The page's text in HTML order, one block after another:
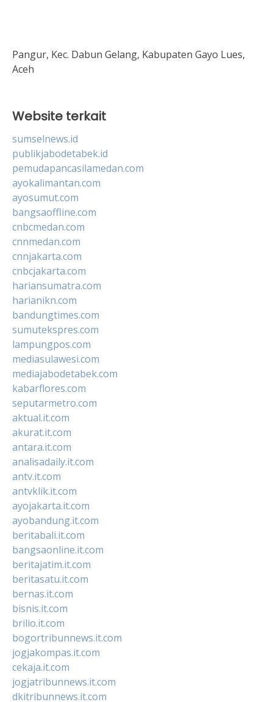
Pangur, Kec. Dabun Gelang, Kabupaten Gayo Lues,
Aceh
Website terkait
sumselnews.id
publikjabodetabek.id
pemudapancasilamedan.com
ayokalimantan.com
ayosumut.com
bangsaoffline.com
cnbcmedan.com
cnnmedan.com
cnnjakarta.com
cnbcjakarta.com
hariansumatra.com
harianikn.com
bandungtimes.com
sumutekspres.com
lampungpos.com
mediasulawesi.com
mediajabodetabek.com
kabarflores.com
seputarmetro.com
aktual.it.com
akurat.it.com
antara.it.com
analisadaily.it.com
antv.it.com
antvklik.it.com
ayojakarta.it.com
ayobandung.it.com
beritabali.it.com
bangsaonline.it.com
beritajatim.it.com
beritasatu.it.com
bernas.it.com
bisnis.it.com
brilio.it.com
bogortribunnews.it.com
jogjakompas.it.com
cekaja.it.com
jogjatribunnews.it.com
dkitribunnews.it.com